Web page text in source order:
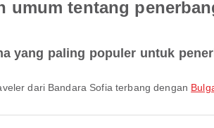
umum tentang
yang paling populer untuk
dari Bandara Sofia terbang dengan